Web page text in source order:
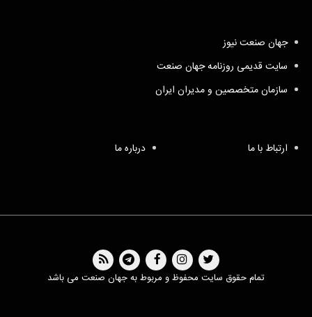
جهان صنعت نیوز
سایت قدیمی روزنامه جهان صنعت
سازمان متخصصین و مدیران ایران
ارتباط با ما درباره ما
تمام حقوق سایت محفوظ و مربوط به جهان صنعت می باشد